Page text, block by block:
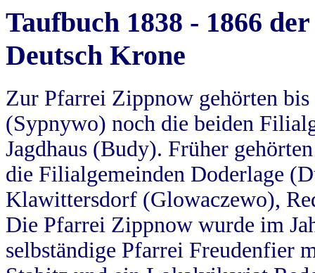
Taufbuch 1838 - 1866
Deutsch Krone
Zur Pfarrei Zippnow gehörten
(Sypnywo) noch die beiden
Jagdhaus (Budy). Früher
die Filialgemeinden Doderlage
Klawittersdorf (Glowaczewo),
Die Pfarrei Zippnow wurde im
selbständige Pfarrei Freudenfier